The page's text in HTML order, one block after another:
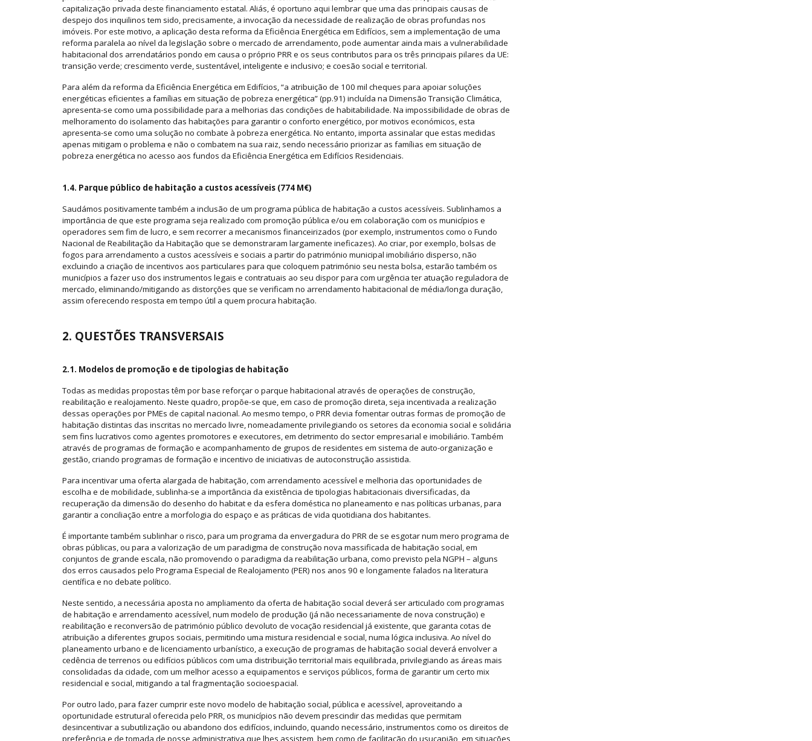
capitalização privada deste financiamento estatal. Aliás, é oportuno aqui lembrar que uma das principais causas de
despejo dos inquilinos tem sido, precisamente, a invocação da necessidade de realização de obras profundas nos
imóveis. Por este motivo, a aplicação desta reforma da Eficiência Energética em Edifícios, sem a implementação de uma
reforma paralela ao nível da legislação sobre o mercado de arrendamento, pode aumentar ainda mais a vulnerabilidade
habitacional dos arrendatários pondo em causa o próprio PRR e os seus contributos para os três principais pilares da UE:
transição verde; crescimento verde, sustentável, inteligente e inclusivo; e coesão social e territorial.
Para além da reforma da Eficiência Energética em Edifícios, “a atribuição de 100 mil cheques para apoiar soluções
energéticas eficientes a famílias em situação de pobreza energética” (pp.91) incluída na Dimensão Transição Climática,
apresenta-se como uma possibilidade para a melhorias das condições de habitabilidade. Na impossibilidade de obras de
melhoramento do isolamento das habitações para garantir o conforto energético, por motivos económicos, esta
apresenta-se como uma solução no combate à pobreza energética. No entanto, importa assinalar que estas medidas
apenas mitigam o problema e não o combatem na sua raiz, sendo necessário priorizar as famílias em situação de
pobreza energética no acesso aos fundos da Eficiência Energética em Edifícios Residenciais.
1.4. Parque público de habitação a custos acessíveis (774 M€)
Saudámos positivamente também a inclusão de um programa pública de habitação a custos acessíveis. Sublinhamos a
importância de que este programa seja realizado com promoção pública e/ou em colaboração com os municípios e
operadores sem fim de lucro, e sem recorrer a mecanismos financeirizados (por exemplo, instrumentos como o Fundo
Nacional de Reabilitação da Habitação que se demonstraram largamente ineficazes). Ao criar, por exemplo, bolsas de
fogos para arrendamento a custos acessíveis e sociais a partir do património municipal imobiliário disperso, não
excluindo a criação de incentivos aos particulares para que coloquem património seu nesta bolsa, estarão também os
municípios a fazer uso dos instrumentos legais e contratuais ao seu dispor para com urgência ter atuação reguladora de
mercado, eliminando/mitigando as distorções que se verificam no arrendamento habitacional de média/longa duração,
assim oferecendo resposta em tempo útil a quem procura habitação.
2. QUESTÕES TRANSVERSAIS
2.1. Modelos de promoção e de tipologias de habitação
Todas as medidas propostas têm por base reforçar o parque habitacional através de operações de construção,
reabilitação e realojamento. Neste quadro, propõe-se que, em caso de promoção direta, seja incentivada a realização
dessas operações por PMEs de capital nacional. Ao mesmo tempo, o PRR devia fomentar outras formas de promoção de
habitação distintas das inscritas no mercado livre, nomeadamente privilegiando os setores da economia social e solidária
sem fins lucrativos como agentes promotores e executores, em detrimento do sector empresarial e imobiliário. Também
através de programas de formação e acompanhamento de grupos de residentes em sistema de auto-organização e
gestão, criando programas de formação e incentivo de iniciativas de autoconstrução assistida.
Para incentivar uma oferta alargada de habitação, com arrendamento acessível e melhoria das oportunidades de
escolha e de mobilidade, sublinha-se a importância da existência de tipologias habitacionais diversificadas, da
recuperação da dimensão do desenho do habitat e da esfera doméstica no planeamento e nas políticas urbanas, para
garantir a conciliação entre a morfologia do espaço e as práticas de vida quotidiana dos habitantes.
É importante também sublinhar o risco, para um programa da envergadura do PRR de se esgotar num mero programa de
obras públicas, ou para a valorização de um paradigma de construção nova massificada de habitação social, em
conjuntos de grande escala, não promovendo o paradigma da reabilitação urbana, como previsto pela NGPH – alguns
dos erros causados pelo Programa Especial de Realojamento (PER) nos anos 90 e longamente falados na literatura
científica e no debate político.
Neste sentido, a necessária aposta no ampliamento da oferta de habitação social deverá ser articulado com programas
de habitação e arrendamento acessível, num modelo de produção (já não necessariamente de nova construção) e
reabilitação e reconversão de património público devoluto de vocação residencial já existente, que garanta cotas de
atribuição a diferentes grupos sociais, permitindo uma mistura residencial e social, numa lógica inclusiva. Ao nível do
planeamento urbano e de licenciamento urbanístico, a execução de programas de habitação social deverá envolver a
cedência de terrenos ou edifícios públicos com uma distribuição territorial mais equilibrada, privilegiando as áreas mais
consolidadas da cidade, com um melhor acesso a equipamentos e serviços públicos, forma de garantir um certo mix
residencial e social, mitigando a tal fragmentação socioespacial.
Por outro lado, para fazer cumprir este novo modelo de habitação social, pública e acessível, aproveitando a
oportunidade estrutural oferecida pelo PRR, os municípios não devem prescindir das medidas que permitam
desincentivar a subutilização ou abandono dos edifícios, incluindo, quando necessário, instrumentos como os direitos de
preferência e de tomada de posse administrativa que lhes assistem, bem como de facilitação do usucapião, em situações